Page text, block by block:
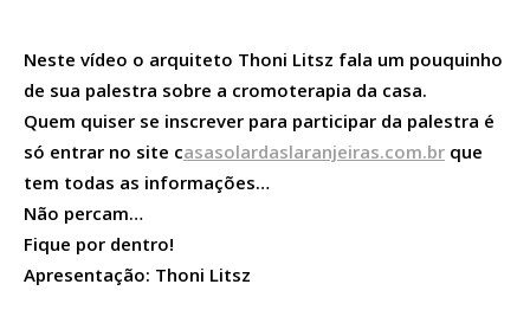
Neste vídeo o arquiteto Thoni Litsz fala um pouquinho
de sua palestra sobre a cromoterapia da casa.
Quem quiser se inscrever para participar da palestra é
só entrar no site casasolardaslaranjeiras.com.br que
tem todas as informações…
Não percam…
Fique por dentro!
Apresentação: Thoni Litsz